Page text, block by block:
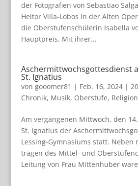
der Foto­gra­fien von Sebas­tiao
Hei­tor Villa-Lobos in der Alten
die Ober­stu­fen­schü­le­rin Isa­bella
Haupt­preis. Mit ihrer...
Aschermittwochsgottesdienst
St. Ignatius
von gooomer81 | Feb. 16, 2024|
Chronik, Musik, Oberstufe, Religion
Am ver­gan­ge­nen Mitt­woch, den
St. Igna­tius der
Les­sing-Gym­na­si­ums statt.
trä­gen des Mit­tel- und
Lei­tung von Frau Mit­ten­hu­ber